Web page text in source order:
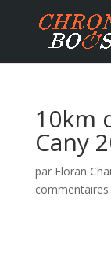
10km
Cany
par Floran
commentaires